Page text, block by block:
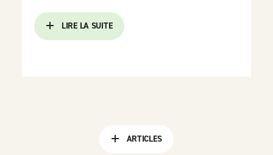
LIRE LA SUITE
ARTICLES